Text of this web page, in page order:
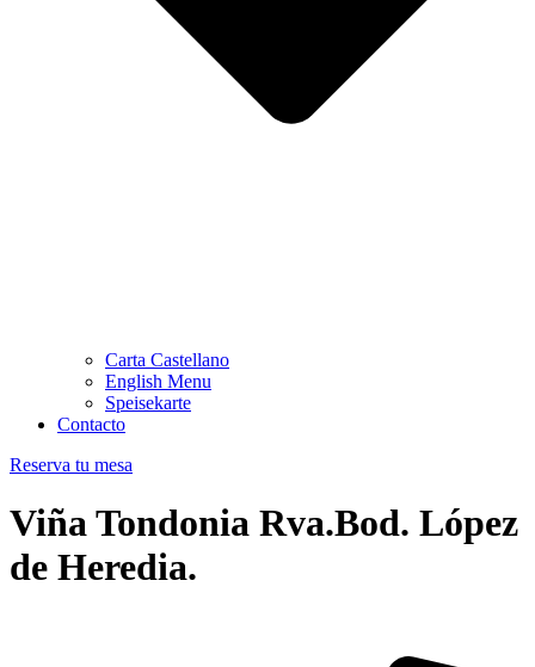
Carta Castellano
English Menu
Speisekarte
Contacto
Reserva tu mesa
Viña Tondonia Rva.Bod. López
de Heredia.